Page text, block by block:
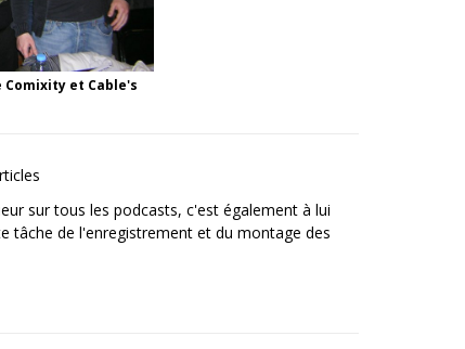
et Cable's
sur tous les podcasts, c'est également à lui
tâche de l'enregistrement et du montage des